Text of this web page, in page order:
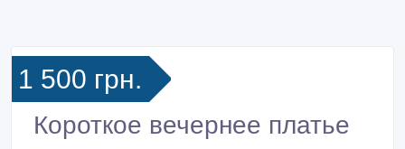
1 500 грн.
Короткое вечернее платье